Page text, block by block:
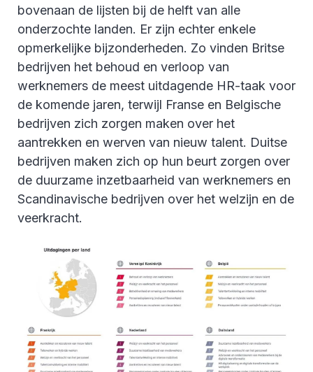
bovenaan de lijsten bij de helft van alle
onderzochte landen. Er zijn echter enkele
opmerkelijke bijzonderheden. Zo vinden Britse
bedrijven het behoud en verloop van
werknemers de meest uitdagende HR-taak voor
de komende jaren, terwijl Franse en Belgische
bedrijven zich zorgen maken over het
aantrekken en werven van nieuw talent. Duitse
bedrijven maken zich op hun beurt zorgen over
de duurzame inzetbaarheid van werknemers en
Scandinavische bedrijven over het welzijn en de
veerkracht.